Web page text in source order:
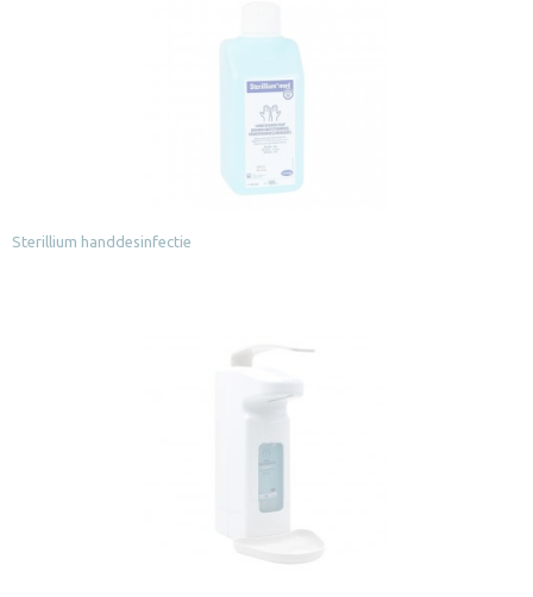
Sterillium handdesinfectie